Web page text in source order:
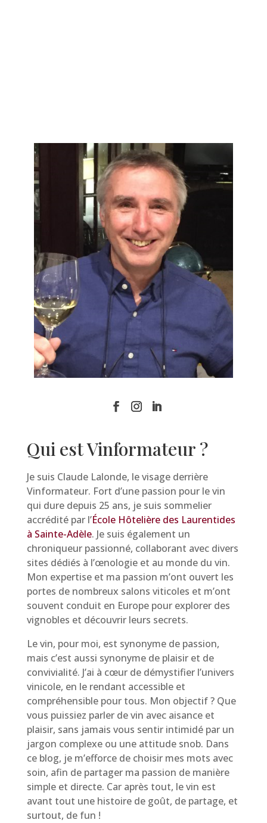
Qui est Vinformateur ?
Je suis Claude Lalonde, le visage derrière
Vinformateur. Fort d’une passion pour le vin
qui dure depuis 25 ans, je suis sommelier
accrédité par l’École Hôtelière des Laurentides
à Sainte-Adèle. Je suis également un
chroniqueur passionné, collaborant avec divers
sites dédiés à l’œnologie et au monde du vin.
Mon expertise et ma passion m’ont ouvert les
portes de nombreux salons viticoles et m’ont
souvent conduit en Europe pour explorer des
vignobles et découvrir leurs secrets.
Le vin, pour moi, est synonyme de passion,
mais c’est aussi synonyme de plaisir et de
convivialité. J’ai à cœur de démystifier l’univers
vinicole, en le rendant accessible et
compréhensible pour tous. Mon objectif ? Que
vous puissiez parler de vin avec aisance et
plaisir, sans jamais vous sentir intimidé par un
jargon complexe ou une attitude snob. Dans
ce blog, je m’efforce de choisir mes mots avec
soin, afin de partager ma passion de manière
simple et directe. Car après tout, le vin est
avant tout une histoire de goût, de partage, et
surtout, de fun !